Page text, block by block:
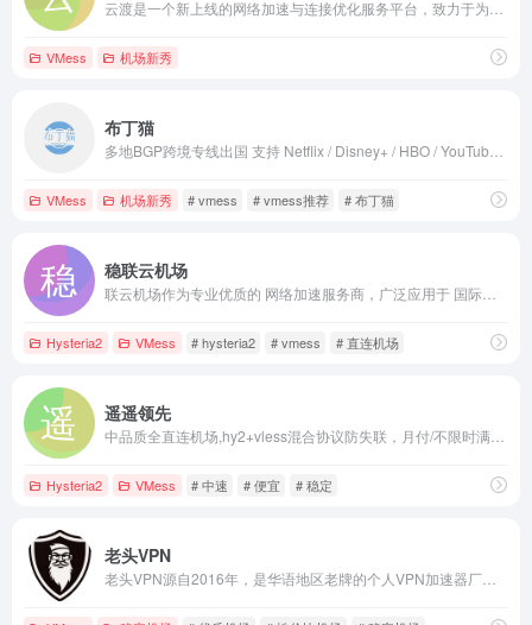
VMess 机场新秀
布丁猫
VMess 机场新秀 # vmess # vmess推荐 # 布丁猫
稳联云机场
Hysteria2 VMess # hysteria2 # vmess # 直连机场
遥遥领先
Hysteria2 VMess # 中速 # 便宜 # 稳定
老头VPN